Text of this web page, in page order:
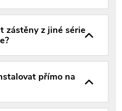
zástěny z jiné série
přímo na